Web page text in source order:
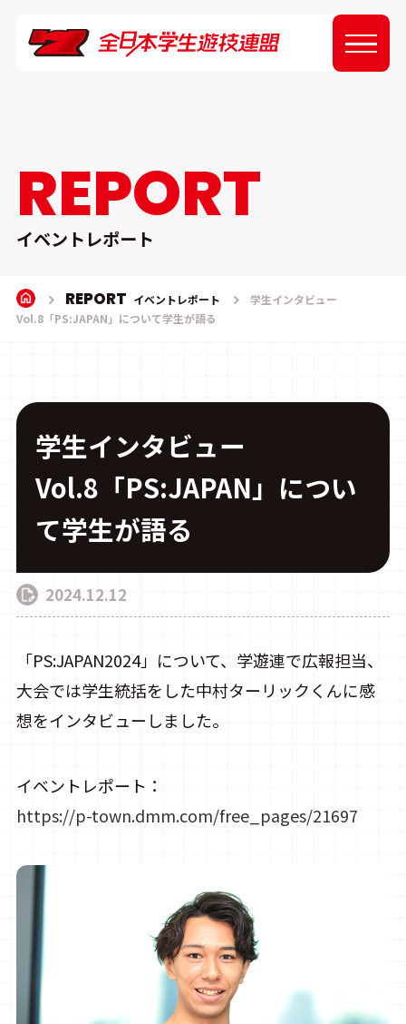
ABOUT
EVENT
REPORT
CONTACT
REPORT
イベントレポート
REPORT イベントレポート
学生インタビュー
Vol.8「PS:JAPAN」について学生が語る
学生インタビュー
Vol.8「PS:JAPAN」につい
て学生が語る
2024.12.12
「PS:JAPAN2024」について、学遊連で広報担当、
大会では学生統括をした中村ターリックくんに感
想をインタビューしました。
イベントレポート：
https://p-town.dmm.com/free_pages/21697